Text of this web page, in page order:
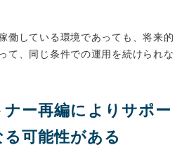
働している環境であっても、将来的
て、同じ条件での運用を続けられな
ー再編によりサポー
る可能性がある